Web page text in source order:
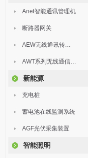
Anet智能通讯管理机
断路器网关
AEW无线通讯转换器
AWT系列无线通信终端
新能源
充电桩
蓄电池在线监测系统
AGF光伏采集装置
智能照明